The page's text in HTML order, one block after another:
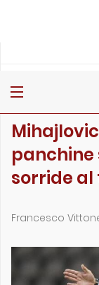
panchine
sorride al
Francesco